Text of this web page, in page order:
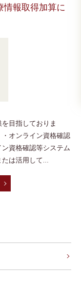
情報取得加算に
目指しておりま
オンライン資格確認
資格確認等システム
は活用して...